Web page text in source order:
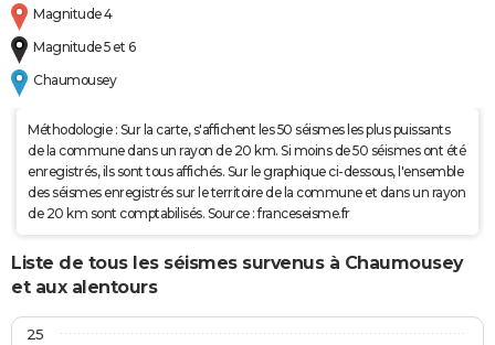
Magnitude 4
Magnitude 5 et 6
Chaumousey
Méthodologie : Sur la carte, s'affichent les 50 séismes les plus puissants
de la commune dans un rayon de 20 km. Si moins de 50 séismes ont été
enregistrés, ils sont tous affichés. Sur le graphique ci-dessous, l'ensemble
des séismes enregistrés sur le territoire de la commune et dans un rayon
de 20 km sont comptabilisés. Source : franceseisme.fr
Liste de tous les séismes survenus à Chaumousey
et aux alentours
25